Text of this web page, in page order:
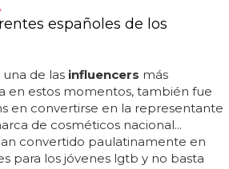
españoles de los
de las influencers más
en estos momentos, también fue
en convertirse en la representante
de cosméticos nacional...
convertido paulatinamente en
para los jóvenes lgtb y no basta